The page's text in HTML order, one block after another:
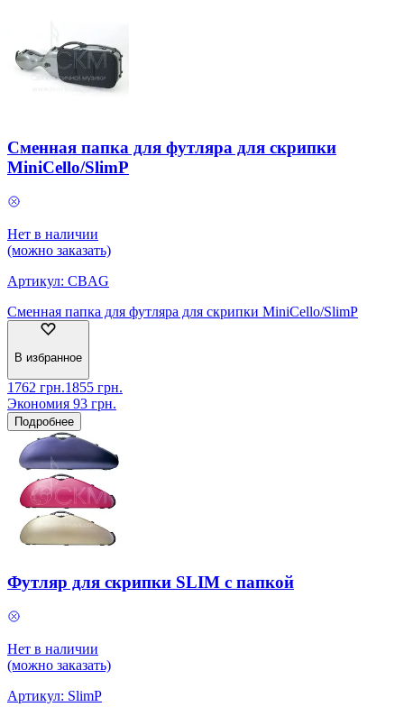
Сменная папка для футляра для скрипки
MiniCello/SlimP
Нет в наличии
(можно заказать)
Артикул: CBAG
Сменная папка для футляра для скрипки MiniCello/SlimP
В избранное
1762 грн.1855 грн.
Экономия 93 грн.
Подробнее
Футляр для скрипки SLIM с папкой
Нет в наличии
(можно заказать)
Артикул: SlimP